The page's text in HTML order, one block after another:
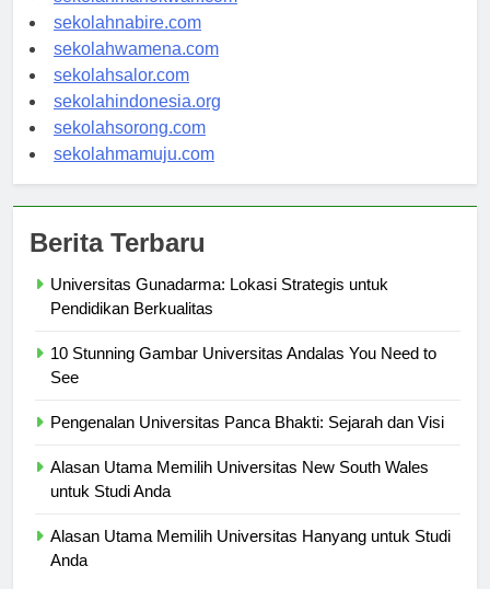
sekolahmanokwari.com
sekolahnabire.com
sekolahwamena.com
sekolahsalor.com
sekolahindonesia.org
sekolahsorong.com
Berita Terbaru
Universitas Gunadarma: Lokasi Strategis untuk
10 Stunning Gambar Universitas Andalas You Need to
Alasan Utama Memilih Universitas New South Wales
Alasan Utama Memilih Universitas Hanyang untuk Studi